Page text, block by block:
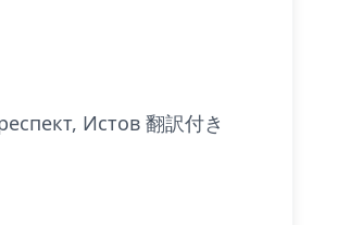
Истов 翻訳付き